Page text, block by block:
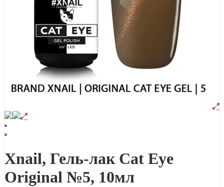
Xnail, Гель-лак Cat Eye
Original №5, 10мл